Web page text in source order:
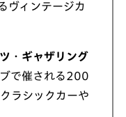
ヴィンテージカ
・ギャザリング
で催される200
ラシックカーや